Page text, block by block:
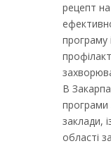
рецепт
програму
В
програми
заклади,
області